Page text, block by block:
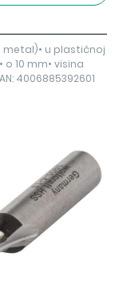
metal)• u plastičnoj
10 mm• visina
4006885392601